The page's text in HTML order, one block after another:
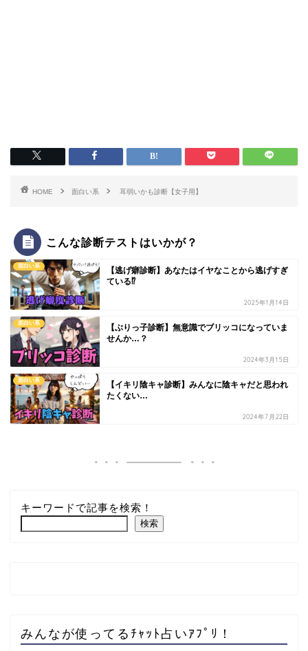
HOME 面白い系 耳弱いかも診断【女子用】
こんな診断テストはいかが？
面白い系
【逃げ癖診断】あなたはイヤなことから逃げすぎ
ている⁉
2025年1月14日
面白い系
【ぶりっ子診断】無意識でブリッコになっていま
せんか…？
2024年3月15日
面白い系
【イキリ陰キャ診断】みんなに陰キャだと思われ
たくない…
2024年7月22日
キーワードで記事を検索！
検索
みんなが使ってるﾁｬｯﾄ占いｱﾌﾟﾘ！